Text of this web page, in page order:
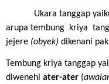
Ukara tanggap
arupa tembung  kriya
jejere (obyek) dikenani
Tembung kriya tanggap
diwenehi ater-ater (